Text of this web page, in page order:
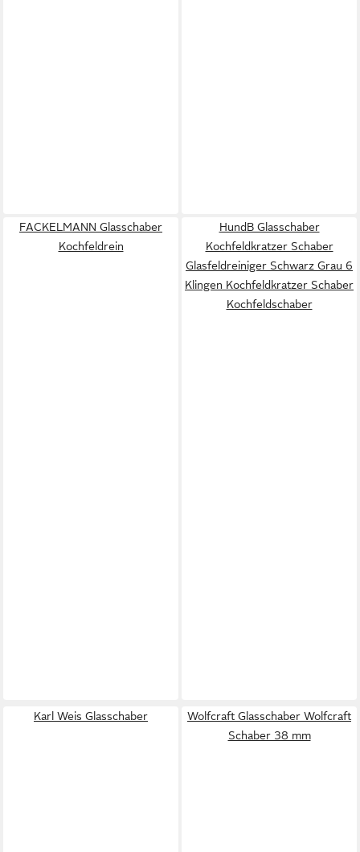
FACKELMANN Glasschaber
Kochfeldrein
HundB Glasschaber
Kochfeldkratzer Schaber
Glasfeldreiniger Schwarz Grau 6
Klingen Kochfeldkratzer Schaber
Kochfeldschaber
Karl Weis Glasschaber
Wolfcraft Glasschaber Wolfcraft
Schaber 38 mm